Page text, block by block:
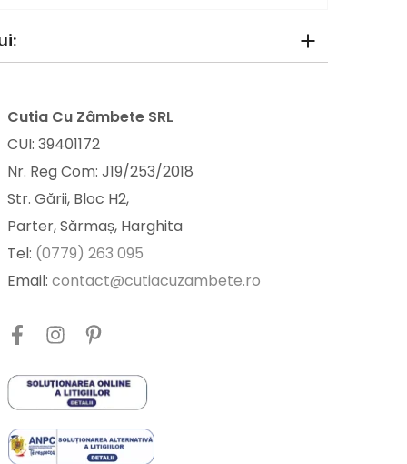
Cutia Cu Zâmbete SRL
CUI: 39401172
Nr. Reg Com: J19/253/2018
Str. Gării, Bloc H2,
Parter, Sărmaș, Harghita
Tel: (0779) 263 095
Email: contact@cutiacuzambete.ro